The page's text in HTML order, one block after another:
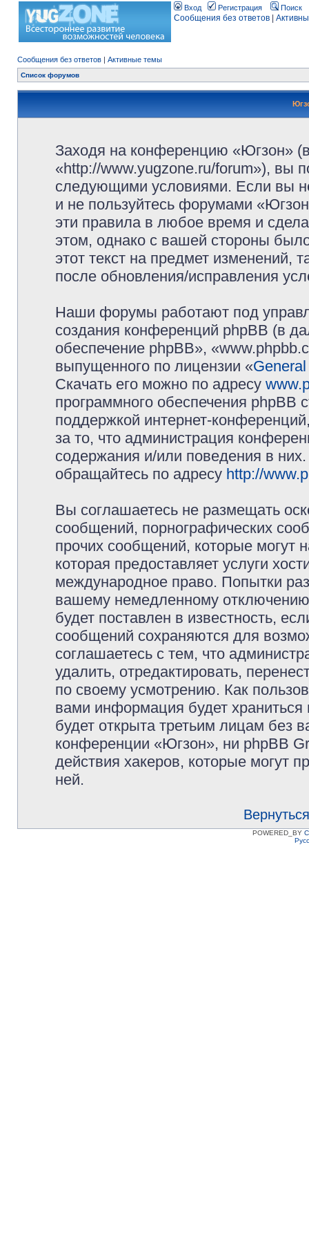
Вход Регистрация Поиск
Сообщения без ответов
Сообщения без ответов | Активные темы
Список форумов
Заходя на конференцию «Югзон»
«http://www.yugzone.ru/forum»), вы
следующими условиями. Если вы
и не пользуйтесь форумами
эти правила в любое время и
этом, однако с вашей стороны
этот текст на предмет изменений,
после обновления/исправления
Наши форумы работают под
создания конференций phpBB (в
обеспечение phpBB»,
выпущенного по лицензии «
Скачать его можно по адресу
программного обеспечения phpBB
поддержкой интернет-
за то, что администрация
содержания и/или поведения в
обращайтесь по адресу http://
Вы соглашаетесь не размещать
сообщений, порнографических
прочих сообщений, которые могут
которая предоставляет услуги
международное право. Попытки
вашему немедленному
будет поставлен в известность,
сообщений сохраняются для
соглашаетесь с тем, что
удалить, отредактировать,
по своему усмотрению. Как
вами информация будет
будет открыта третьим лицам без
конференции «Югзон», ни phpBB
действия хакеров, которые могут
ней.
POWERED_BY